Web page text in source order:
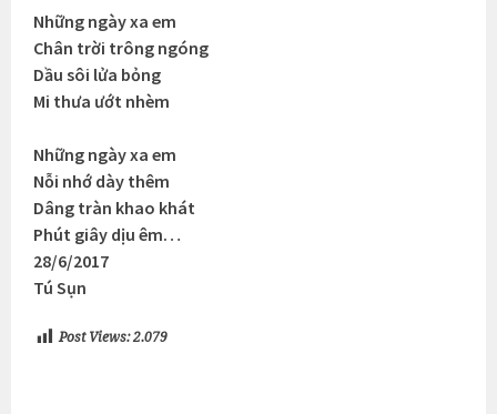
Những ngày xa em
Chân trời trông ngóng
Dầu sôi lửa bỏng
Mi thưa ướt nhèm
Những ngày xa em
Nỗi nhớ dày thêm
Dâng tràn khao khát
Phút giây dịu êm…
28/6/2017
Tú Sụn
Post Views: 2.079